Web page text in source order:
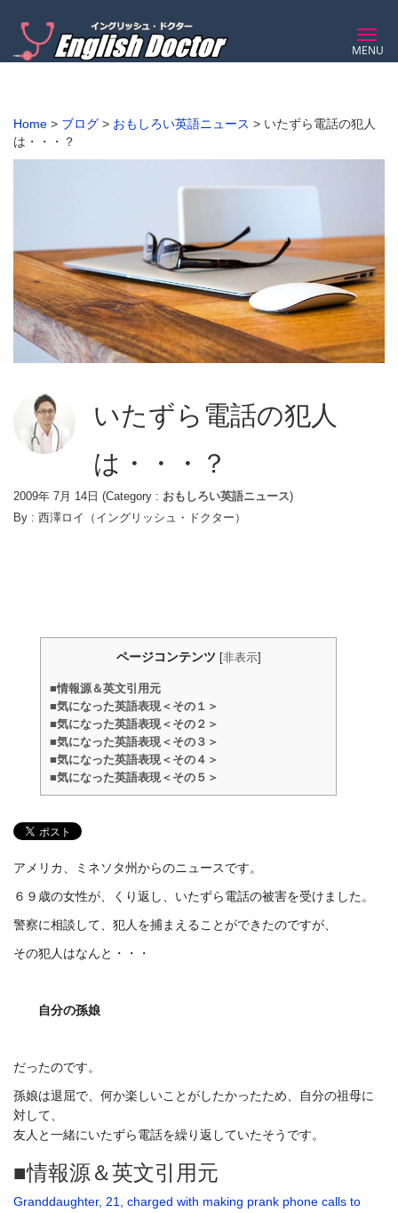
MENU
Home > ブログ > おもしろい英語ニュース > いたずら電話の犯人
は・・・？
いたずら電話の犯人
は・・・？
2009年 7月 14日 (Category : おもしろい英語ニュース)
By : 西澤ロイ（イングリッシュ・ドクター）
ページコンテンツ 非表示]
■情報源＆英文引用元
■気になった英語表現＜その１＞
■気になった英語表現＜その２＞
■気になった英語表現＜その３＞
■気になった英語表現＜その４＞
■気になった英語表現＜その５＞
アメリカ、ミネソタ州からのニュースです。
６９歳の女性が、くり返し、いたずら電話の被害を受けました。
警察に相談して、犯人を捕まえることができたのですが、
その犯人はなんと・・・
自分の孫娘
だったのです。
孫娘は退屈で、何か楽しいことがしたかったため、自分の祖母に
対して、
友人と一緒にいたずら電話を繰り返していたそうです。
■情報源＆英文引用元
Granddaughter, 21, charged with making prank phone calls to